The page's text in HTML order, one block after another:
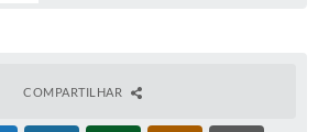
COMPARTILHAR